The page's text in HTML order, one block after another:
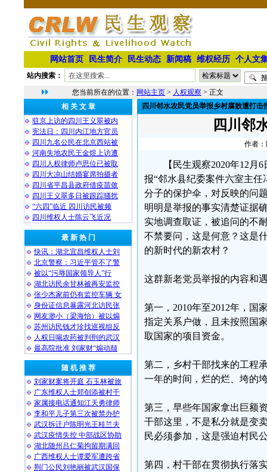
网站首页 民生简介 民生动态 新闻稿 维权经历 个人文
站内搜索：
您当前所在的位置： 网站主页 > 人权观察 > 正文
相 关 文 章
驻京上访的四川王义翠被内
宪法日：四川内江地方官员
四川九名公民在北京西站被
河南失地农民王金煜上访遭
四川人权律师卢思位已被取
四川大凉山结婚宴席拍摄者
四川省平昌县政府借疫苗敛
四川王义翠多日被跟踪骚扰
“六四”临近 四川访民被频
四川维权人士陈云飞近况
最 新 热 门
快讯：湖北宜昌维权人士刘
北京警察：习近平管不了警
被以“污辱国家领导人”行
湖北访民余甘林被再安监控
张少杰家前仍有监控车辆 女
身份证信息暴露河北访民张
网友渺小（梁海怡）被以煽
苏州访民钱才珍找巡视组反
人权日喝农药被判刑的武汉
最高院批准 刘家财“煽动颠
随 机 推 荐
刘家财案将开庭 石玉林被旅
广东维权人士郑创添被村干
家属接电话通知江天勇律师
李和平儿子第三次被禁办护
武汉拆迁户陈明光王桂兰夫
武汉疫情失控 中部战区协助
湖北随州吕仁菊拘留期满回
广西维权人士谭爱军遭跨省
荆门公民刘艳丽被武汉国保
四川邻水农民党员举报乡村腐败遭打击
四川邻
作者：
【民生观察2020年12
报“邻水县纪委案件六室主
分子的保护伞，对反映的问
明明是举报的事实清楚证据
实地调查取证，被追问的不
不禁要问，这是何意？这是
的新时代的新农村？
这群新老党员举报的内容和
第一，2010年至2012年，国
指定关系户做，且未按照国
取国家的项目资金。
第二，乡村干部找来的工程
一年的时间，烂的烂、垮的
第三，早些年国家拿出巨额
干部这里，不是私分就是变
民必须参加，这是强迫村民
第四，村干部在贯彻执行落